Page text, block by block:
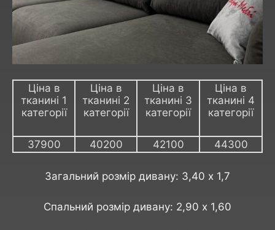
Ціна в
тканині 1
категорії
Ціна в
тканині 2
категорії
Ціна в
тканині 3
категорії
Ціна в
тканині 4
категорії
37900 40200 42100 44300
Загальний розмір дивану: 3,40 х 1,7
Спальний розмір дивану: 2,90 х 1,60